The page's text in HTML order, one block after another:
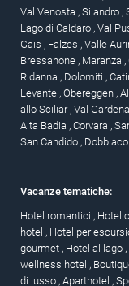
Val Venosta , Silandro ,
Lago di Caldaro , Val
Gais , Falzes , Valle
Bressanone , Maranza ,
Ridanna , Dolomiti ,
Levante , Obereggen ,
allo Sciliar , Val Gardena
Alta Badia , Corvara ,
San Candido , Dobbiaco
Vacanze tematiche:
Hotel romantici , Hotel
hotel , Hotel per
gourmet , Hotel al lago ,
wellness hotel ,
di lusso , Aparthotel ,